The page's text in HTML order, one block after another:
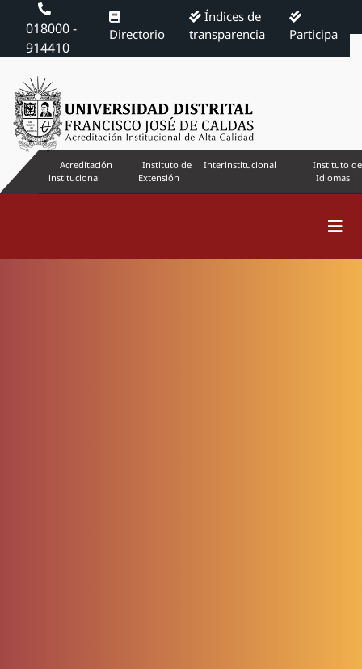
018000 -
914410
Directorio
Índices de
transparencia
Participa
Acreditación
institucional
Instituto de
Extensión
Interinstitucional
Instituto de
Idiomas